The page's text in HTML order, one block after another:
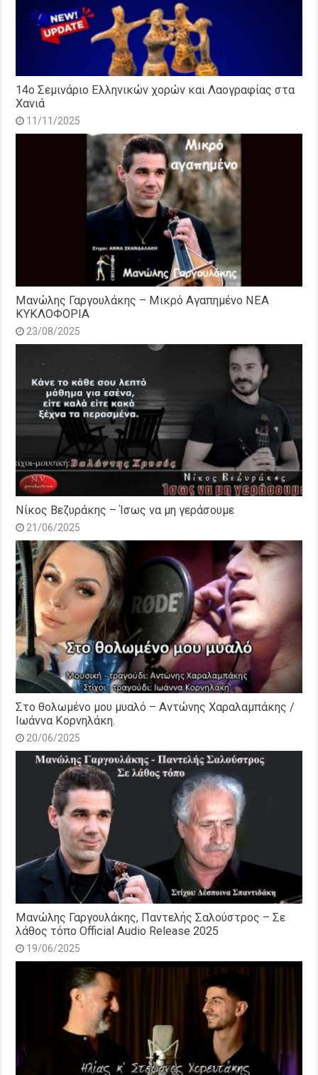
14o Σεμινάριο Ελληνικών χορών και Λαογραφίας στα
Χανιά
11/11/2025
Μανώλης Γαργουλάκης – Μικρό Αγαπημένο NEΑ
ΚΥΚΛΟΦΟΡΙΑ
23/08/2025
Νίκος Βεζυράκης – Ίσως να μη γεράσουμε
21/06/2025
Στο θολωμένο μου μυαλό – Αντώνης Χαραλαμπάκης /
Ιωάννα Κορνηλάκη.
20/06/2025
Μανώλης Γαργουλάκης, Παντελής Σαλούστρος – Σε
λάθος τόπο Official Audio Release 2025
19/06/2025